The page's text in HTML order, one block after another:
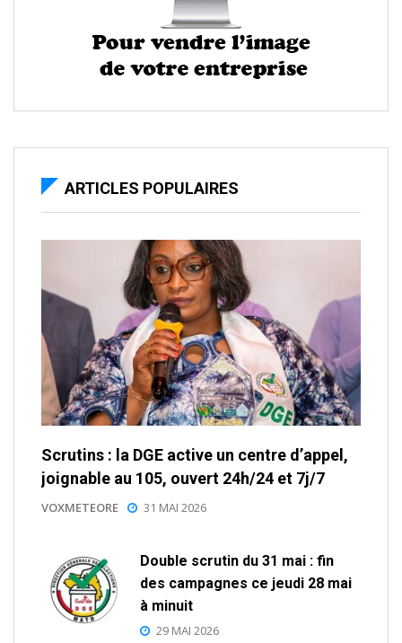
ARTICLES POPULAIRES
Scrutins : la DGE active un centre d’appel,
joignable au 105, ouvert 24h/24 et 7j/7
VOXMETEORE 31 MAI 2026
Double scrutin du 31 mai : fin
des campagnes ce jeudi 28 mai
à minuit
29 MAI 2026